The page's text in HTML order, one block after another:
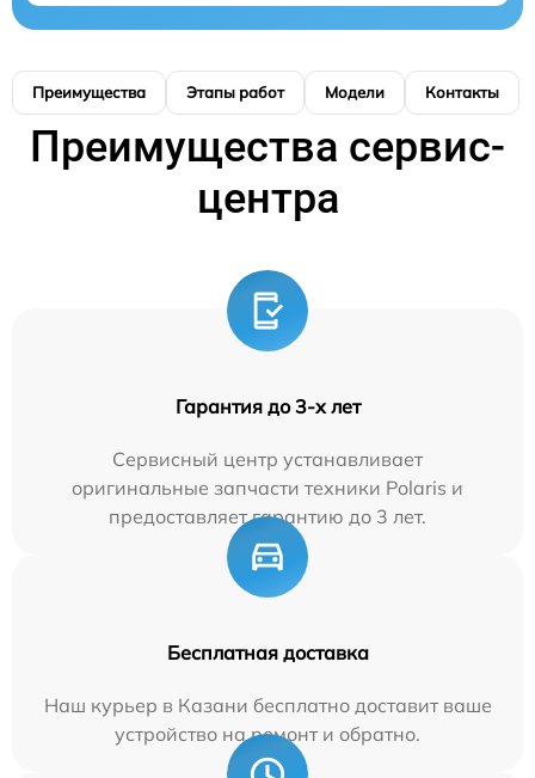
Преимущества Этапы работ Модели Контакты
Преимущества сервис-
центра
Гарантия до 3-х лет
Сервисный центр устанавливает
оригинальные запчасти техники Polaris и
предоставляет гарантию до 3 лет.
Бесплатная доставка
Наш курьер в Казани бесплатно доставит ваше
устройство на ремонт и обратно.